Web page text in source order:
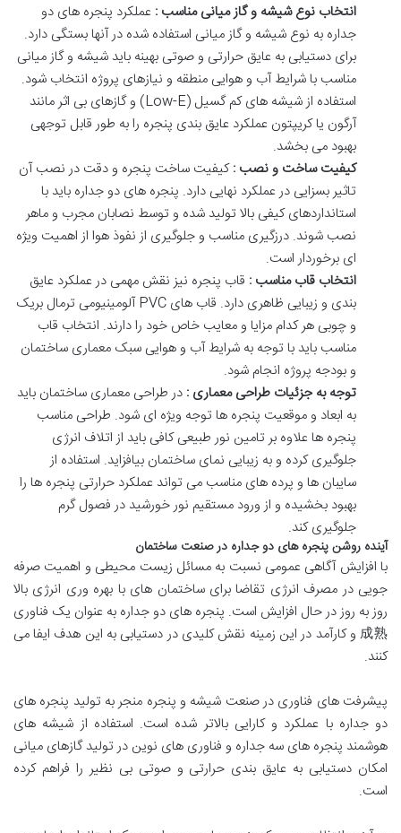
انتخاب نوع شیشه وگازمیانی مناسب : عملکرد پنجره های دو
جداره به نوع شیشه وگازمیانی استفاده شده درآنهابستگی دارد.
برای دستیابی به عایق حرارتی وصوتی بهینه بایدشیشه وگازمیانی
مناسب باشرایط آب وهوایی منطقه و نیازهای پروژه انتخاب شود.
استفاده ازشیشه های کم گسیل (Low-E) وگازهای بی اثرمانند
آرگون یاکریپتون عملکرد عایق بندی پنجره رابه طور قابل توجهی
بهبود می بخشد.
کیفیت ساخت ونصب :کیفیت ساخت پنجره ودقت در نصب آن
تاثیربسزایی در عملکرد نهایی دارد. پنجره های دوجداره بایدبا
استانداردهای کیفی بالا تولیدشده و توسط نصابان مجرب وماهر
نصب شوند. درزگیری مناسب وجلوگیری از نفوذ هوا از اهمیت ویژه
ای برخوردار است.
انتخاب قاب مناسب : قاب پنجره نیز نقش مهمی در عملکرد عایق
بندی و زیبایی ظاهری دارد. قاب های آلومینیومی ترمال بریک
وچوبی هرکدام مزایا ومعایب خاص خود رادارند. انتخاب قاب
مناسب بایدبا توجه به شرایط آب وهوایی سبک معماری ساختمان
وبودجه پروژه انجام شود.
توجه به جزئیات طراحی معماری : در طراحی معماری ساختمان باید
به ابعاد وموقعیت پنجره ها توجه ویژه ای شود. طراحی مناسب
پنجره ها علاوه بر تامین نور طبیعی کافی باید از اتلاف انرژی
جلوگیری کرده وبه زیبایی نمای ساختمان بیافزاید. استفاده از
سایبان ها و پرده های مناسب می تواند عملکرد حرارتی پنجره ها را
بهبود بخشیده و از ورود مستقیم نورخورشیددر فصول گرم
جلوگیری کند.
آینده روشنپنجره های دوجداره درصنعت ساختمان
با افزایش آگاهی عمومی نسبت به مسائل زیست محیطی و اهمیت صرفه
جویی در مصرف انرژی تقاضا برای ساختمان های با بهره وری انرژی بالا
روزبه روزدرحال افزایش است. پنجره های دوجداره به عنوان یک فناوری
成熟 وکارآمد در این زمینه نقشکلیدی دردستیابی به این هدف ایفامی
کنند.
پیشرفت های فناوری درصنعت شیشه و پنجره منجربه تولید پنجره های
دو جداره با عملکرد و کارایی بالاتر شده است. استفاده از شیشه های
هوشمند پنجره های سه جداره و فناوری های نوین در تولیدگازهای میانی
امکان دستیابی به عایق بندی حرارتی و صوتی بی نظیر را فراهم کرده
است.